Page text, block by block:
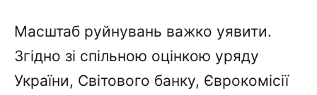
Масштаб руйнувань важко уявити.
Згідно зі спільною оцінкою уряду
України, Світового банку, Єврокомісії